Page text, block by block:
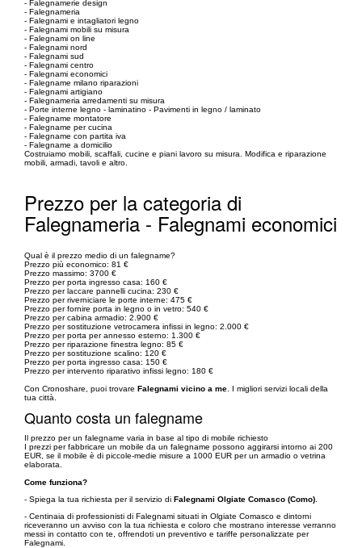
- Falegnamerie design
- Falegnameria
- Falegnami e intagliatori legno
- Falegnami mobili su misura
- Falegnami on line
- Falegnami nord
- Falegnami sud
- Falegnami centro
- Falegnami economici
- Falegname milano riparazioni
- Falegnami artigiano
- Falegnameria arredamenti su misura
- Porte interne legno - laminatino - Pavimenti in legno / laminato
- Falegname montatore
- Falegname per cucina
- Falegname con partita iva
- Falegname a domicilio
Costruiamo mobili, scaffali, cucine e piani lavoro su misura. Modifica e riparazione
mobili, armadi, tavoli e altro.
Prezzo per la categoria di
Falegnameria - Falegnami economici
Qual è il prezzo medio di un falegname?
Prezzo più economico: 81 €
Prezzo massimo: 3700 €
Prezzo per porta ingresso casa: 160 €
Prezzo per laccare pannelli cucina: 230 €
Prezzo per riverniciare le porte interne: 475 €
Prezzo per fornire porta in legno o in vetro: 540 €
Prezzo per cabina armadio: 2.900 €
Prezzo per sostituzione vetrocamera infissi in legno: 2.000 €
Prezzo per porta per annesso esterno: 1.300 €
Prezzo per riparazione finestra legno: 85 €
Prezzo per sostituzione scalino: 120 €
Prezzo per porta ingresso casa: 150 €
Prezzo per intervento riparativo infissi legno: 180 €
Con Cronoshare, puoi trovare Falegnami vicino a me . I migliori servizi locali della
tua città.
Quanto costa un falegname
Il prezzo per un falegname varia in base al tipo di mobile richiesto
I prezzi per fabbricare un mobile da un falegname possono aggirarsi intorno ai 200
EUR, se il mobile è di piccole-medie misure a 1000 EUR per un armadio o vetrina
elaborata.
Come funziona?
- Spiega la tua richiesta per il servizio di Falegnami Olgiate Comasco (Como)
- Centinaia di professionisti di Falegnami situati in Olgiate Comasco e dintorni
riceveranno un avviso con la tua richiesta e coloro che mostrano interesse verranno
messi in contatto con te, offrendoti un preventivo e tariffe personalizzate per
Falegnami.